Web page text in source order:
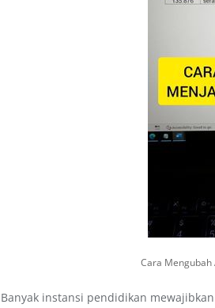
Cara
Banyak instansi pendidikan